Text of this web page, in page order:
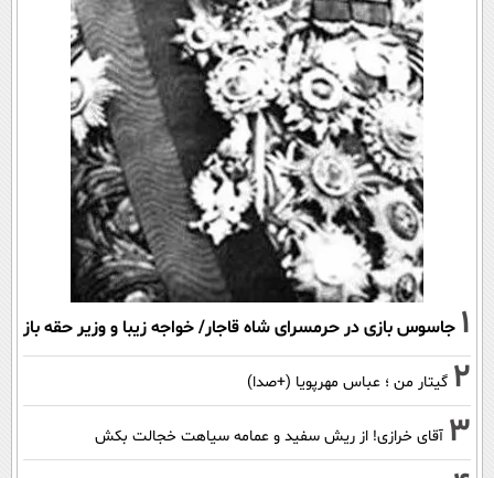
1 جاسوس بازی در حرمسرای شاه قاجار/ خواجه زیبا و وزیر حقه باز
2 گیتار من ؛ عباس مهرپویا (+صدا)
3 آقای خرازی! از ریش سفید و عمامه سیاهت خجالت بکش